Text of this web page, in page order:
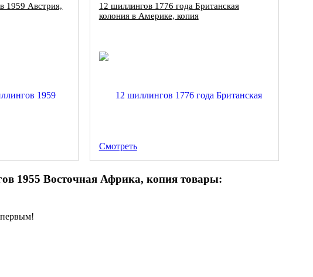
1959 Австрия,
12 шиллингов 1776 года Британская
колония в Америке, копия
Смотреть
1955 Восточная Африка, копия товары: